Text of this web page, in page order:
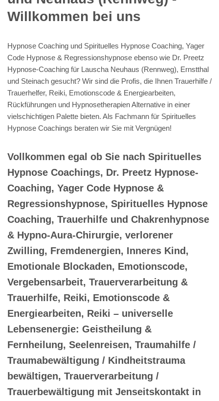
Willkommen bei uns
Hypnose Coaching und Spirituelles Hypnose Coaching, Yager
Code Hypnose & Regressionshypnose ebenso wie Dr. Preetz
Hypnose-Coaching für Lauscha Neuhaus (Rennweg), Ernstthal
und Steinach gesucht? Wir sind die Profis, die Ihnen Trauerhilfe /
Trauerhelfer, Reiki, Emotionscode & Energiearbeiten,
Rückführungen und Hypnosetherapien Alternative in einer
vielschichtigen Palette bieten. Als Fachmann für Spirituelles
Hypnose Coachings beraten wir Sie mit Vergnügen!
Vollkommen egal ob Sie nach Spirituelles
Hypnose Coachings, Dr. Preetz Hypnose-
Coaching, Yager Code Hypnose &
Regressionshypnose, Spirituelles Hypnose
Coaching, Trauerhilfe und Chakrenhypnose
& Hypno-Aura-Chirurgie, verlorener
Zwilling, Fremdenergien, Inneres Kind,
Emotionale Blockaden, Emotionscode,
Vergebensarbeit, Trauerverarbeitung &
Trauerhilfe, Reiki, Emotionscode &
Energiearbeiten, Reiki – universelle
Lebensenergie: Geistheilung &
Fernheilung, Seelenreisen, Traumahilfe /
Traumabewältigung / Kindheitstrauma
bewältigen, Trauerverarbeitung /
Trauerbewältigung mit Jenseitskontakt in